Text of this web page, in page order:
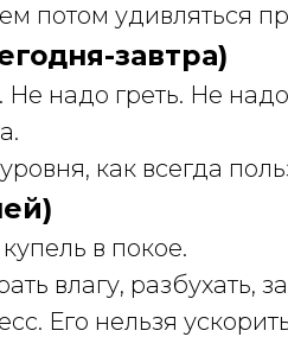
потом удивляться
завтра)
надо греть. Не надо
как всегда
в покое.
влагу, разбухать,
Его нельзя